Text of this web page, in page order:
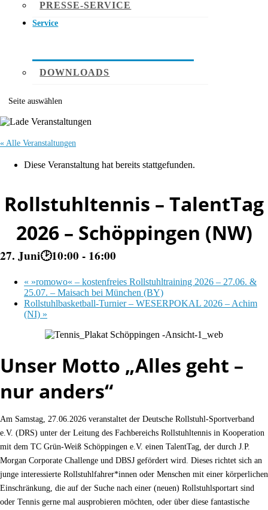
PRESSE-SERVICE
Service
DOWNLOADS
Seite auswählen
« Alle Veranstaltungen
Diese Veranstaltung hat bereits stattgefunden.
Rollstuhltennis – TalentTag
2026 – Schöppingen (NW)
27. Juni🕑10:00 - 16:00
« »romowo« – kostenfreies Rollstuhltraining 2026 – 27.06. &
25.07. – Maisach bei München (BY)
Rollstuhlbasketball-Turnier – WESERPOKAL 2026 – Achim
(NI) »
Unser Motto „Alles geht –
nur anders“
Am Samstag, 27.06.2026 veranstaltet der Deutsche Rollstuhl-Sportverband
e.V. (DRS) unter der Leitung des Fachbereichs Rollstuhltennis in Kooperation
mit dem TC Grün-Weiß Schöppingen e.V. einen TalentTag, der durch J.P.
Morgan Corporate Challenge und DBSJ gefördert wird. Dieses richtet sich an
junge interessierte Rollstuhlfahrer*innen oder Menschen mit einer körperlichen
Einschränkung, die auf der Suche nach einer (neuen) Rollstuhlsportart sind
oder Tennis gerne mal ausprobieren möchten, oder über diese fantastische